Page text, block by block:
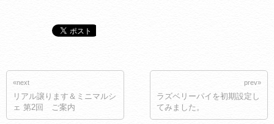
«next
リアル譲ります＆ミニマルシ
ェ 第2回 ご案内
prev»
ラズベリーパイを初期設定し
てみました。